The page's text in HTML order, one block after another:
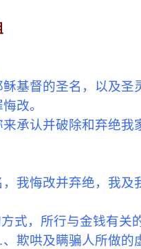
稣基督的圣名，以及
改。
承认并破除和弃绝
我悔改并弃绝，我及
式，所行与金钱有关
欺哄及瞒骗人所做的